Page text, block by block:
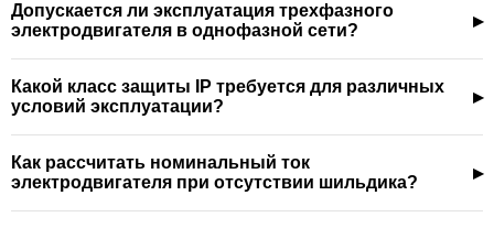
Допускается ли эксплуатация трехфазного
электродвигателя в однофазной сети?
Какой класс защиты IP требуется для различных
условий эксплуатации?
Как рассчитать номинальный ток
электродвигателя при отсутствии шильдика?